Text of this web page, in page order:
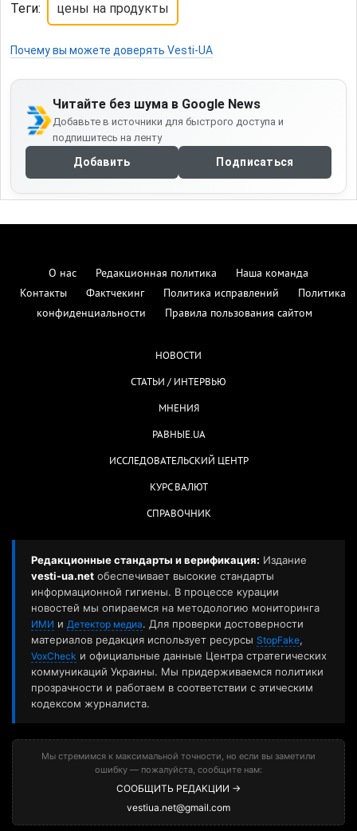
Теги: цены на продукты
Почему вы можете доверять Vesti-UA
Читайте без шума в Google News
Добавьте в источники для быстрого доступа и
подпишитесь на ленту
Добавить Подписаться
О нас Редакционная политика
Наша команда
Контакты
Фактчекинг Политика исправлений
Политика
конфиденциальности
Правила пользования сайтом
НОВОСТИ
СТАТЬИ / ИНТЕРВЬЮ
МНЕНИЯ
РАВНЫЕ.UA
ИССЛЕДОВАТЕЛЬСКИЙ ЦЕНТР
КУРС ВАЛЮТ
СПРАВОЧНИК
Редакционные стандарты и верификация: Издание
vesti-ua.net обеспечивает высокие стандарты
информационной гигиены. В процессе курации
новостей мы опираемся на методологию мониторинга
ИМИ и Детектор медиа. Для проверки достоверности
материалов редакция использует ресурсы StopFake,
VoxCheck и официальные данные Центра стратегических
коммуникаций Украины. Мы придерживаемся политики
прозрачности и работаем в соответствии с этическим
кодексом журналиста.
Мы стремимся к максимальной точности, но если вы заметили
ошибку — пожалуйста, сообщите нам:
СООБЩИТЬ РЕДАКЦИИ →
vestiua.net@gmail.com